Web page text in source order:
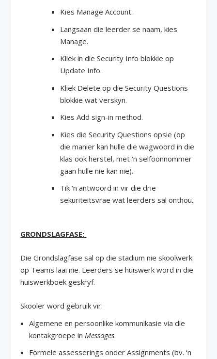
Kies Manage Account.
Langsaan die leerder se naam, kies
Manage.
Kliek in die Security Info blokkie op
Update Info.
Kliek Delete op die Security Questions
blokkie wat verskyn.
Kies Add sign-in method.
Kies die Security Questions opsie (op
die manier kan hulle die wagwoord in die
klas ook herstel, met ‘n selfoonnommer
gaan hulle nie kan nie).
Tik ‘n antwoord in vir die drie
sekuriteitsvrae wat leerders sal onthou.
GRONDSLAGFASE:
Die Grondslagfase sal op die stadium nie skoolwerk
op Teams laai nie. Leerders se huiswerk word in die
huiswerkboek geskryf.
Skooler word gebruik vir:
Algemene en persoonlike kommunikasie via die
kontakgroepe in Messages.
Formele assesserings onder Assignments (bv. ‘n